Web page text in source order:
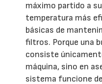
máximo partido a
temperatura más
básicas de
filtros. Porque una
consiste
máquina, sino en
sistema funcione